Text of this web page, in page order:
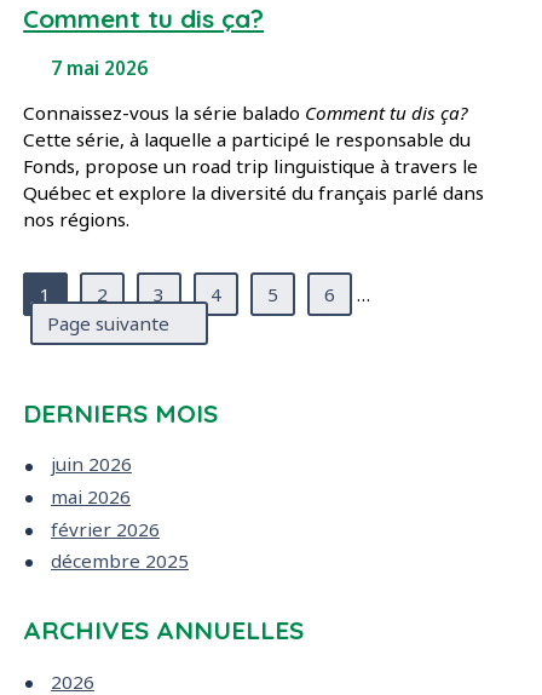
Comment tu dis ça?
7 mai 2026
Connaissez-vous la série balado Comment tu dis ça?
Cette série, à laquelle a participé le responsable du
Fonds, propose un road trip linguistique à travers le
Québec et explore la diversité du français parlé dans
nos régions.
1 (Page courante)
2 3 4 5 6
…
Page suivante
DERNIERS MOIS
juin 2026
mai 2026
février 2026
décembre 2025
ARCHIVES ANNUELLES
2026